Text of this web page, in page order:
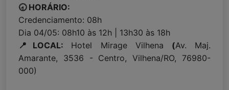
🕣 HORÁRIO:
Credenciamento: 08h
Dia 04/05: 08h10 às 12h | 13h30 às 18h
📍LOCAL: Hotel Mirage Vilhena (Av. Maj.
Amarante, 3536 - Centro, Vilhena/RO, 76980-
000)